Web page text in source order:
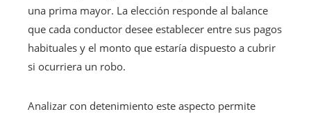
una prima mayor. La elección responde al balance
que cada conductor desee establecer entre sus pagos
habituales y el monto que estaría dispuesto a cubrir
si ocurriera un robo.
Analizar con detenimiento este aspecto permite